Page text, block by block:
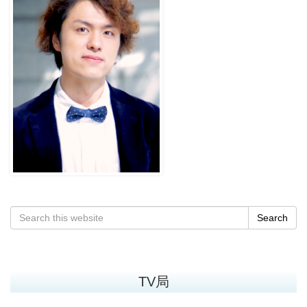
Search
TV局